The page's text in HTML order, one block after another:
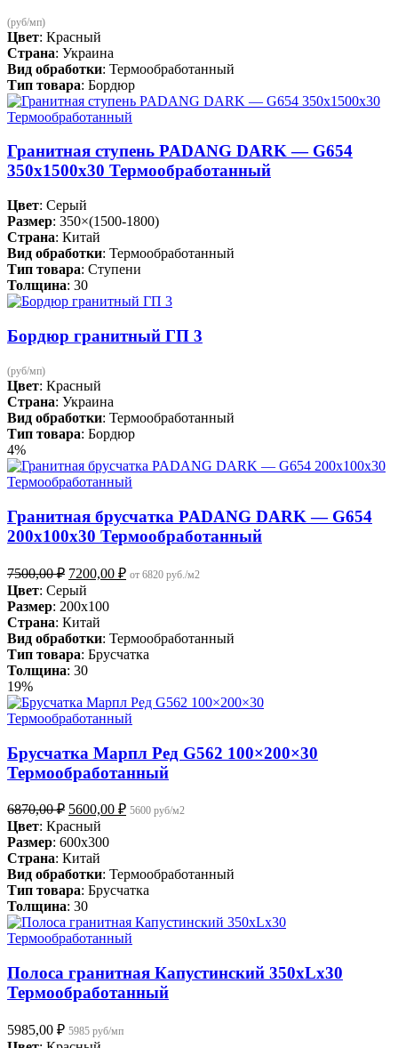
(руб/мп)
Цвет: Красный
Страна: Украина
Вид обработки: Термообработанный
Тип товара: Бордюр
Гранитная ступень PADANG DARK — G654
350х1500х30 Термообработанный
Цвет: Серый
Размер: 350×(1500-1800)
Страна: Китай
Вид обработки: Термообработанный
Тип товара: Ступени
Толщина: 30
Бордюр гранитный ГП 3
(руб/мп)
Цвет: Красный
Страна: Украина
Вид обработки: Термообработанный
Тип товара: Бордюр
4%
Гранитная брусчатка PADANG DARK — G654
200х100х30 Термообработанный
7500,00₽ Первоначальная
цена
составляла
7500,00 ₽.
7200,00 ₽Текущая
от 6820 руб./м2
Цвет: Серый
Размер: 200x100
Страна: Китай
Вид обработки: Термообработанный
Тип товара: Брусчатка
Толщина: 30
19%
Брусчатка Марпл Ред G562 100×200×30
Термообработанный
6870,00₽ Первоначальная
цена
составляла
6870,00 ₽.
5600,00 ₽Текущая
цена:
5600 руб/м2
Цвет: Красный
Размер: 600x300
Страна: Китай
Вид обработки: Термообработанный
Тип товара: Брусчатка
Толщина: 30
Полоса гранитная Капустинский 350хLх30
Термообработанный
5985,00 ₽ 5985 руб/мп